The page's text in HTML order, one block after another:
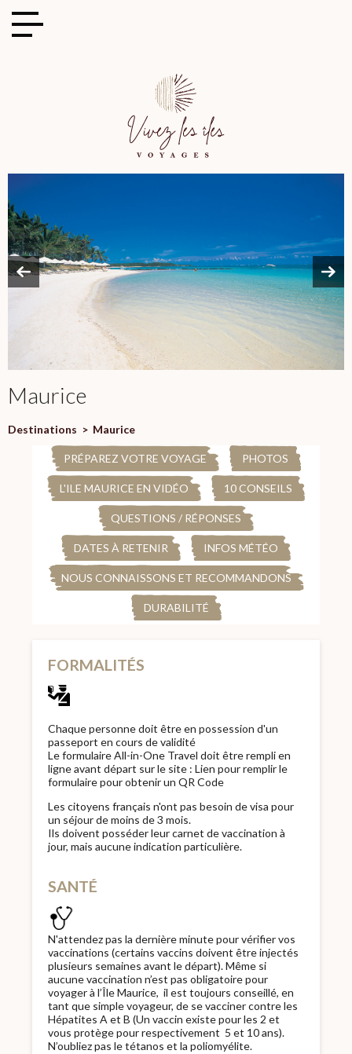
Maurice
Destinations > Maurice
PRÉPAREZ VOTRE VOYAGE PHOTOS
L'ILE MAURICE EN VIDÉO 10 CONSEILS
QUESTIONS / RÉPONSES
DATES À RETENIR INFOS MÉTÉO
NOUS CONNAISSONS ET RECOMMANDONS
DURABILITÉ
FORMALITÉS
Chaque personne doit être en possession d'un
passeport en cours de validité
Le formulaire All-in-One Travel doit être rempli en
ligne avant départ sur le site :Lien pour remplir le
formulairepour obtenir un QR Code
Les citoyens français n'ont pas besoin de visa pour
un séjour de moins de 3 mois.
Ils doivent posséder leur carnet de vaccination à
jour, mais aucune indication particulière.
SANTÉ
N'attendez pas la dernière minute pour vérifier vos
vaccinations (certains vaccins doivent être injectés
plusieurs semaines avant le départ). Même si
aucune vaccination n’est pas obligatoire pour
voyager à l’Île Maurice, il est toujours conseillé, en
tant que simple voyageur, de se vacciner contre les
Hépatites A et B (Un vaccin existe pour les 2 et
vous protège pour respectivement 5 et 10 ans).
N’oubliez pas le tétanos et la poliomyélite.